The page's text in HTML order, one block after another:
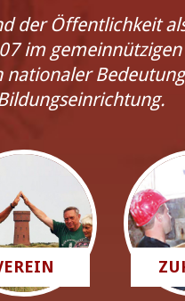
der Öffentlichkeit
im